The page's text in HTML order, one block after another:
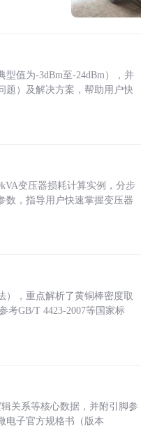
值为-3dBm至-24dBm），并
题）及解决方案，帮助用户快
变压器损耗计算实例，分步
数，指导用户快速掌握变压器
），重点解析了黄铜棒密度取
考GB/T 4423-2007等国家标
关系等核心数据，并附引脚参
电子官方规格书（版本